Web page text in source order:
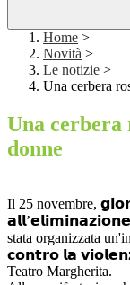
Home >
Novità >
Le notizie >
Una cerbera
Una cerbera
donne
Il 25 novembre,
stata organizzata
𝗰𝗼𝗻𝘁𝗿𝗼 𝗹𝗮
Teatro Margherita.